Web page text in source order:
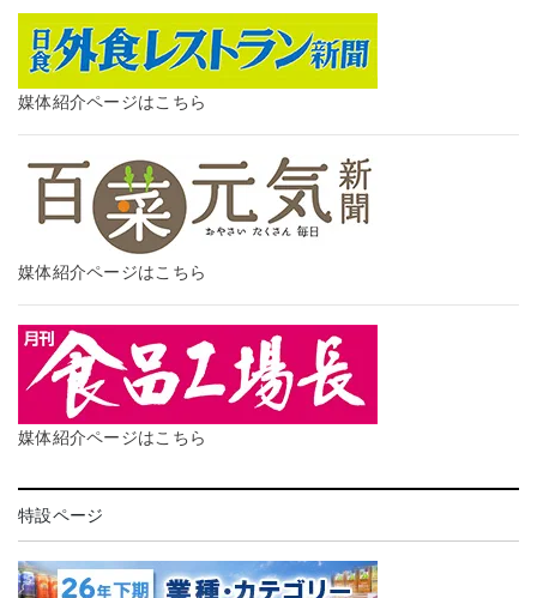
媒体紹介ページはこちら
媒体紹介ページはこちら
媒体紹介ページはこちら
特設ページ